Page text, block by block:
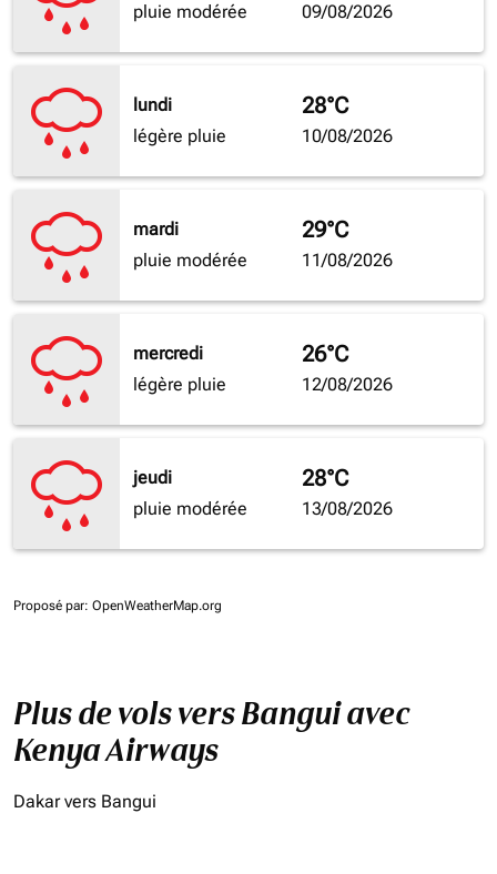
pluie modérée
09/08/2026
lundi
légère pluie
28°C
10/08/2026
mardi
pluie modérée
29°C
11/08/2026
mercredi
légère pluie
26°C
12/08/2026
jeudi
pluie modérée
28°C
13/08/2026
Proposé par: OpenWeatherMap.org
Plus de vols vers Bangui avec
Kenya Airways
Dakar vers Bangui